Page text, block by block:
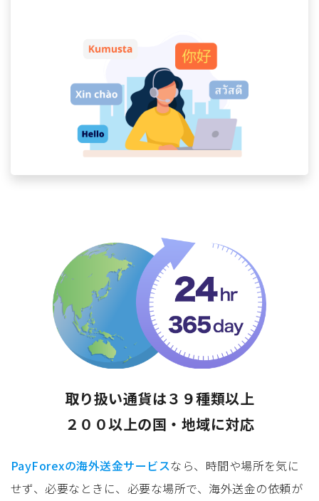
取り扱い通貨は３９種類以上
２００以上の国・地域に対応
PayForexの海外送金サービスなら、時間や場所を気に
せず、必要なときに、必要な場所で、海外送金の依頼が